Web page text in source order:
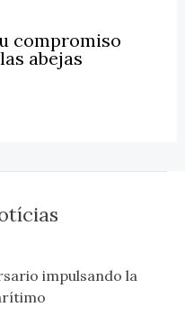
compromiso
abejas
impulsando la